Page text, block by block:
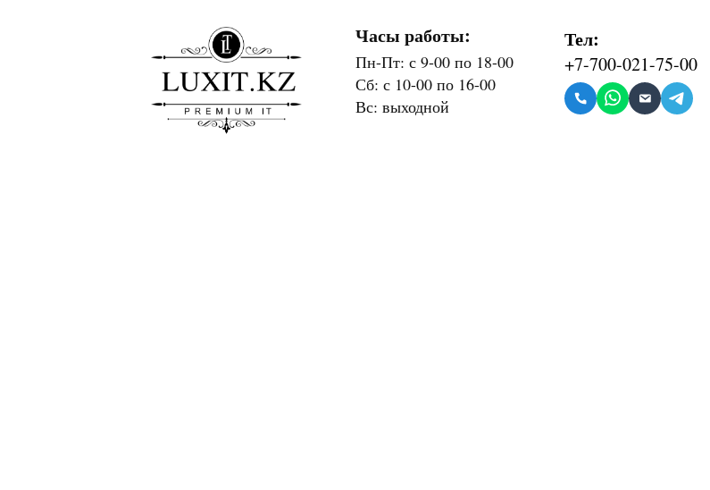
Часы работы:
Пн-Пт: с 9-00 по 18-00
Сб: с 10-00 по 16-00
Вс: выходной
Тел:
+7-700-021-75-00